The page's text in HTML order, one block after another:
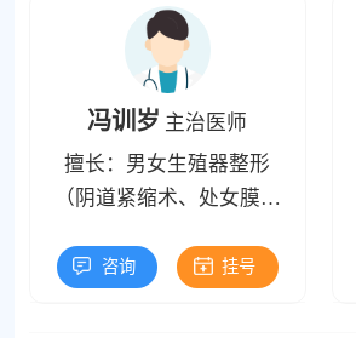
冯训岁 主治医师
擅长：男女生殖器整形
（阴道紧缩术、处女膜修
术、包皮包茎整形术、阴
咨询 挂号